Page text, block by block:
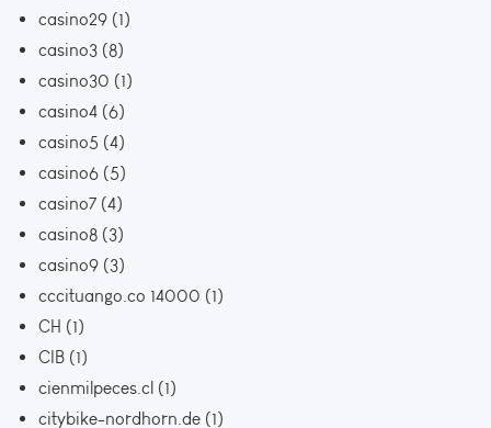
casino29 (1)
casino3 (8)
casino30 (1)
casino4 (6)
casino5 (4)
casino6 (5)
casino7 (4)
casino8 (3)
casino9 (3)
cccituango.co 14000 (1)
CH (1)
CIB (1)
cienmilpeces.cl (1)
citybike-nordhorn.de (1)